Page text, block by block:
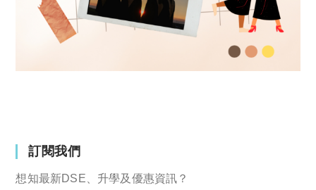
訂閱我們
想知最新DSE、升學及優惠資訊？